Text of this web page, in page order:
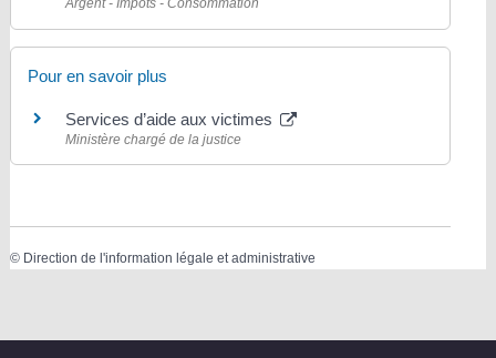
Argent - Impôts - Consommation
Pour en savoir plus
Services d’aide aux victimes
Ministère chargé de la justice
© Direction de l'information légale et administrative